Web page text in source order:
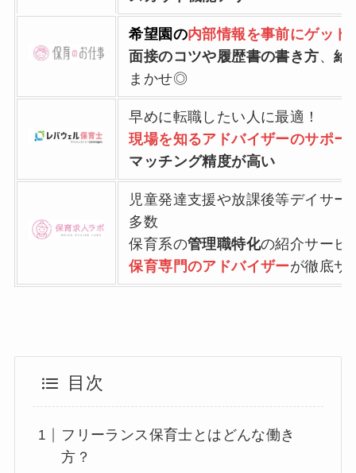
希望園の内部情報を事前にゲット
面接のコツや履歴書の書き方、 給
まかせ◎
早めに転職したい人に最適！
現場を知るアドバイザーのサポー
マッチング精度が高い
児童発達支援や放課後等デイサー
多数
保育系の管理職特化の紹介サービ
保育専門のアドバイザーが徹底サ
目次
フリーランス保育士とはどんな働き
方？